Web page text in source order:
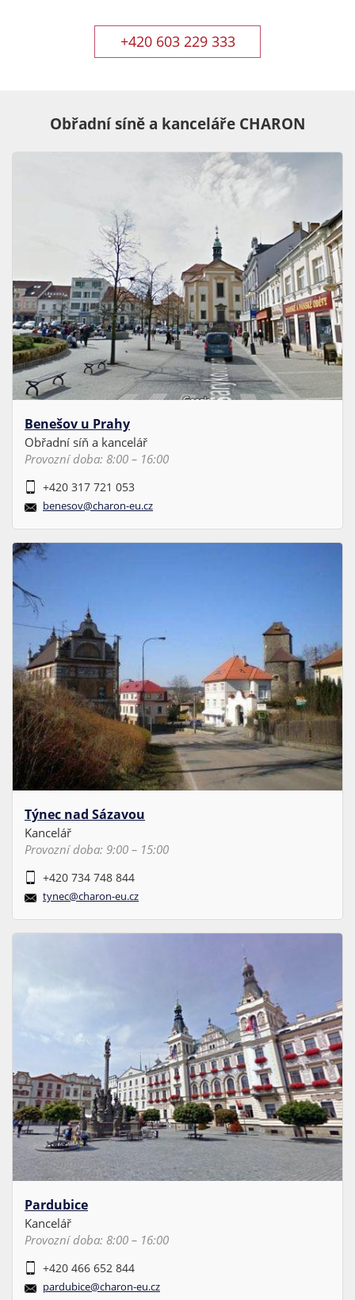
+420 603 229 333
Obřadní síně a kanceláře CHARON
Benešov u Prahy
Obřadní síň a kancelář
Provozní doba: 8:00 – 16:00
+420 317 721 053
benesov@charon-eu.cz
Týnec nad Sázavou
Kancelář
Provozní doba: 9:00 – 15:00
+420 734 748 844
tynec@charon-eu.cz
Pardubice
Kancelář
Provozní doba: 8:00 – 16:00
+420 466 652 844
pardubice@charon-eu.cz